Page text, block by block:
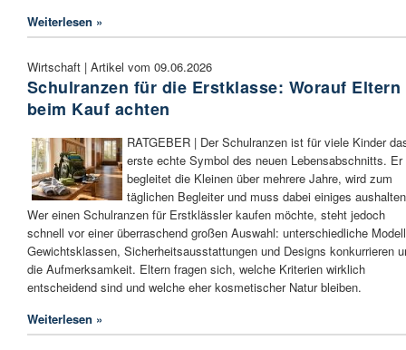
Weiterlesen »
Wirtschaft | Artikel vom 09.06.2026
Schulranzen für die Erstklasse: Worauf Eltern
beim Kauf achten
RATGEBER | Der Schulranzen ist für viele Kinder
erste echte Symbol des neuen Lebensabschnitts. Er
begleitet die Kleinen über mehrere Jahre, wird zum
täglichen Begleiter und muss dabei einiges
Wer einen Schulranzen für Erstklässler kaufen möchte, steht jedoch
schnell vor einer überraschend großen Auswahl: unterschiedliche
Gewichtsklassen, Sicherheitsausstattungen und Designs konkurrieren
die Aufmerksamkeit. Eltern fragen sich, welche Kriterien wirklich
entscheidend sind und welche eher kosmetischer Natur bleiben.
Weiterlesen »